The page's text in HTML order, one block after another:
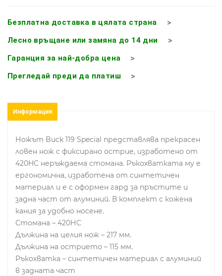
Безплатна доставка в цялата страна
Лесно връщане или замяна до 14 дни
Гаранция за най-добра цена
Прегледай преди да платиш
Информация
Ножът Buck 119 Special представлява прекрасен
ловен нож с фиксирано острие, изработено от
420HC неръждаема стомана. Ръкохватката му е
ергономична, изработена от синтетичен
материал и е с оформен гард за пръстите и
задна част от алуминий. В комплект с кожена
кания за удобно носене.
Стомана – 420НС
Дължина на целия нож – 217 мм.
Дължина на острието – 115 мм.
Ръкохватка – синтетичен материал с алуминий
в задната част